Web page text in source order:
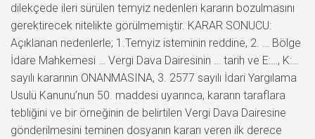
dilekçede ileri sürülen temyiz nedenleri kararın bozulmasını
gerektirecek nitelikte görülmemiştir. KARAR SONUCU:
Açıklanan nedenlerle; 1.Temyiz isteminin reddine, 2. … Bölge
İdare Mahkemesi … Vergi Dava Dairesinin … tarih ve E:…, K:…
sayılı kararının ONANMASINA, 3. 2577 sayılı İdari Yargılama
Usulü Kanunu’nun 50. maddesi uyarınca, kararın taraflara
tebliğini ve bir örneğinin de belirtilen Vergi Dava Dairesine
gönderilmesini teminen dosyanın kararı veren ilk derece